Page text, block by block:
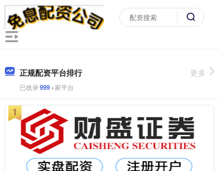
正规配资平台排行
已收录999+家平台
更多